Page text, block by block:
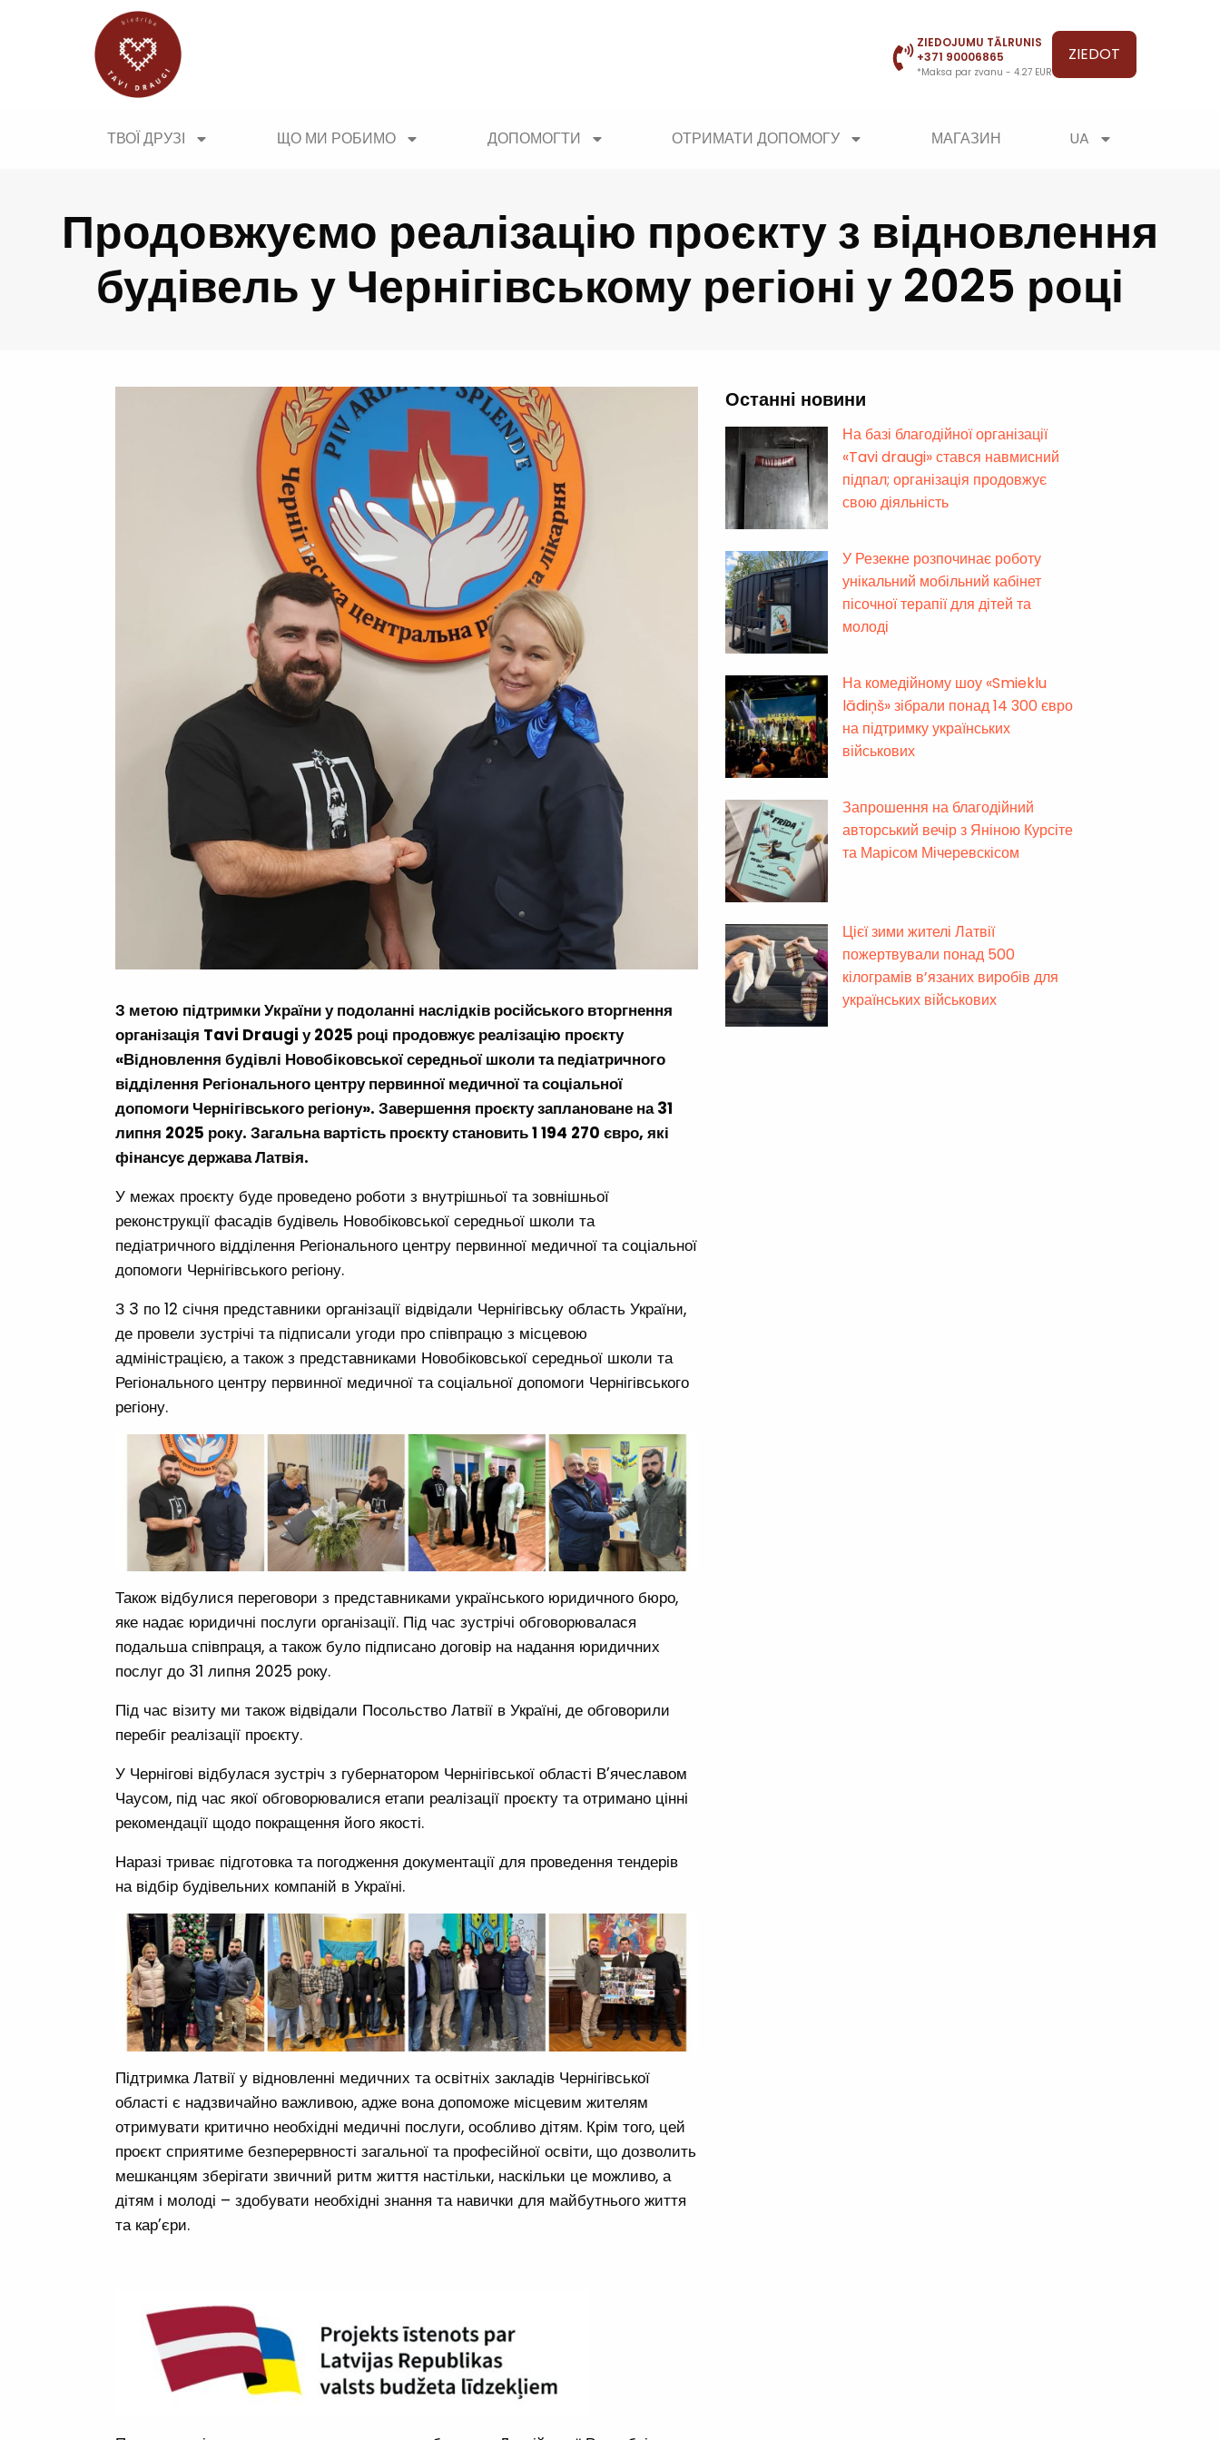
ZIEDOJUMU TĀLRUNIS
+371 90006865
*Maksa par zvanu - 4.27 EUR
ZIEDOT
ТВОЇ ДРУЗІ ЩО МИ РОБИМО ДОПОМОГТИ ОТРИМАТИ ДОПОМОГУ МАГАЗИН UA
Продовжуємо реалізацію проєкту з відновлення
будівель у Чернігівському регіоні у 2025 році
З метою підтримки України у подоланні наслідків російського вторгнення
організація Tavi Draugi у 2025 році продовжує реалізацію проєкту
«Відновлення будівлі Новобіковської середньої школи та педіатричного
відділення Регіонального центру первинної медичної та соціальної
допомоги Чернігівського регіону». Завершення проєкту заплановане на 31
липня 2025 року. Загальна вартість проєкту становить 1 194 270 євро, які
фінансує держава Латвія.
У межах проєкту буде проведено роботи з внутрішньої та зовнішньої
реконструкції фасадів будівель Новобіковської середньої школи та
педіатричного відділення Регіонального центру первинної медичної та соціальної
допомоги Чернігівського регіону.
З 3 по 12 січня представники організації відвідали Чернігівську область України,
де провели зустрічі та підписали угоди про співпрацю з місцевою
адміністрацією, а також з представниками Новобіковської середньої школи та
Регіонального центру первинної медичної та соціальної допомоги Чернігівського
регіону.
Також відбулися переговори з представниками українського юридичного бюро,
яке надає юридичні послуги організації. Під час зустрічі обговорювалася
подальша співпраця, а також було підписано договір на надання юридичних
послуг до 31 липня 2025 року.
Під час візиту ми також відвідали Посольство Латвії в Україні, де обговорили
перебіг реалізації проєкту.
У Чернігові відбулася зустріч з губернатором Чернігівської області В’ячеславом
Чаусом, під час якої обговорювалися етапи реалізації проєкту та отримано цінні
рекомендації щодо покращення його якості.
Наразі триває підготовка та погодження документації для проведення тендерів
на відбір будівельних компаній в Україні.
Підтримка Латвії у відновленні медичних та освітніх закладів Чернігівської
області є надзвичайно важливою, адже вона допоможе місцевим жителям
отримувати критично необхідні медичні послуги, особливо дітям. Крім того, цей
проєкт сприятиме безперервності загальної та професійної освіти, що дозволить
мешканцям зберігати звичний ритм життя настільки, наскільки це можливо, а
дітям і молоді – здобувати необхідні знання та навички для майбутнього життя
та кар’єри.
Останні новини
На базі благодійної організації
«Tavi draugi» стався навмисний
підпал; організація продовжує
свою діяльність
У Резекне розпочинає роботу
унікальний мобільний кабінет
пісочної терапії для дітей та
молоді
На комедійному шоу «Smieklu
lādiņš» зібрали понад 14 300 євро
на підтримку українських
військових
Запрошення на благодійний
авторський вечір з Яніною Курсіте
та Марісом Мічеревскісом
Цієї зими жителі Латвії
пожертвували понад 500
кілограмів в’язаних виробів для
українських військових